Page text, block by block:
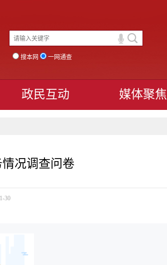
搜本网 一网通查
政民互动 媒体聚焦
况调查问卷
30